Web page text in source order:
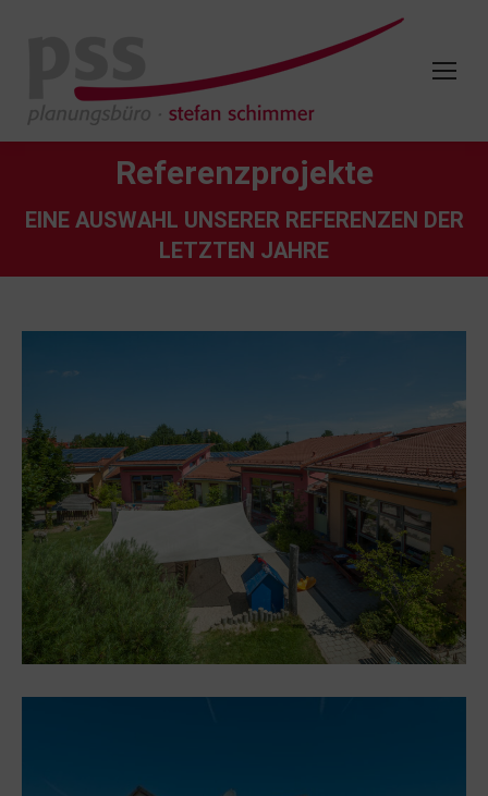
Referenzprojekte
EINE AUSWAHL UNSERER REFERENZEN DER
LETZTEN JAHRE